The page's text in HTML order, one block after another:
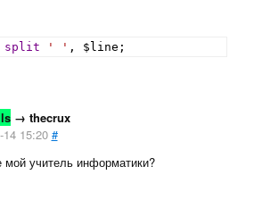
split ' ' , $line ;
→ thecrux
14 15:20 #
мой учитель информатики?